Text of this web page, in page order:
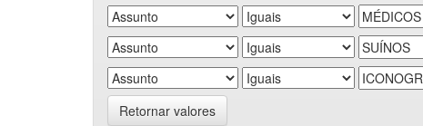
Retornar valores